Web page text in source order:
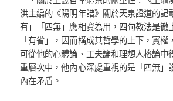
洪主編的《陽明年譜》關於天泉證道的記
有」「四無」應相資為用，四句教法是徹
「有省」，因而構成其哲學的上下，實
可從他的心體論、工夫論和理想人格論中
重層次中，他內心深處重視的是「四無」
內在矛盾。